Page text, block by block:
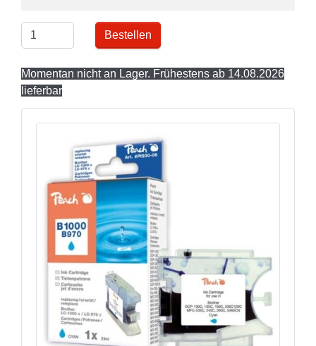
Bestellen
Momentan nicht an Lager. Frühestens ab 14.08.2026
lieferbar